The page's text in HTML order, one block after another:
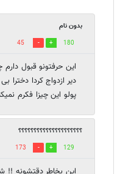
بدون نام
180
45
این حرفتونو قبول
دیر ازدواج کردا دخترا
پولو این چیزا فکرم
؟؟؟؟؟؟؟؟؟؟؟؟؟؟؟؟؟؟؟؟؟
129
173